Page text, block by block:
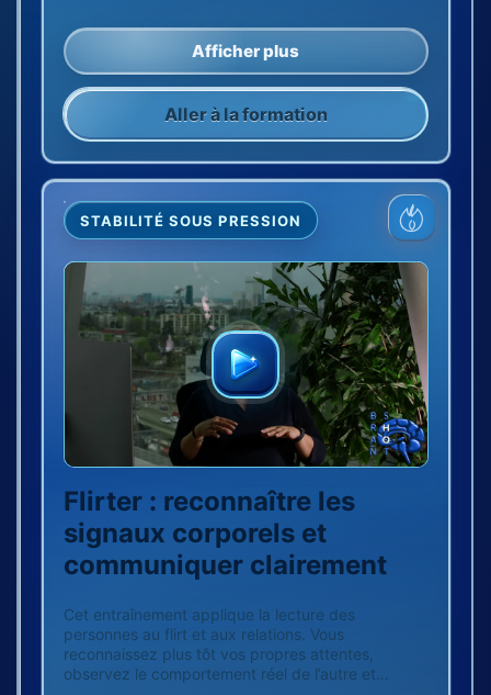
Une communication précise pour faciliter la
coopération.
Afficher plus
Aller à la formation
STABILITÉ SOUS PRESSION
Flirter : reconnaître les
signaux corporels et
communiquer clairement
Cet entraînement applique la lecture des
personnes au flirt et aux relations. Vous
reconnaissez plus tôt vos propres attentes,
observez le comportement réel de l’autre et